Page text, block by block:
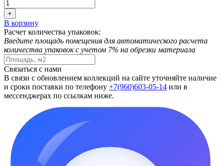
+
В корзину
Расчет количества упаковок:
Введите площадь помещения для автоматического расчета
количества упаковок с учетом 7% на обрезки материала
Связаться с нами
В связи с обновлением коллекций на сайте уточняйте наличие
и сроки поставки по телефону +7(960)603-05-14 или в
мессенджерах по ссылкам ниже.